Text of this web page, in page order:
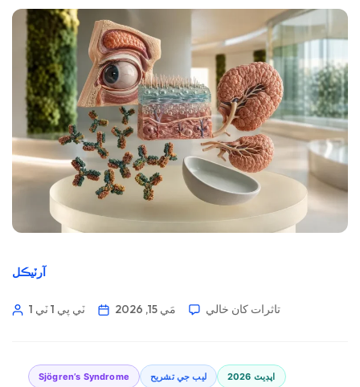
آرٽيڪل
1 ٽي پي 1 ٽي مَي 15, 2026 تاثرات کان خالي
Sjögren’s Syndrome ليب جي تشريح 2026 اپڊيٽ